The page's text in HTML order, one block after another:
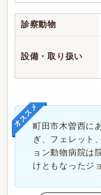
診察動物
設備・取り扱い
オススメ町田市木曽西に
ぎ、フェレット
ョン動物病院は
けともなったジ